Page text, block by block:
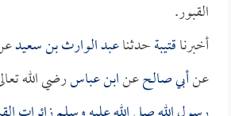
القبور.
أخبرناقتيبةحدثناعبد الوارث بن سعيد
عنأبي صالحعنابن عباسرضي الله